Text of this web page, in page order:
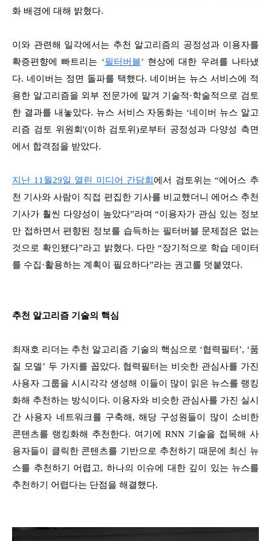
화 배경에 대해 밝혔다.
이와 관련해 일각에서는 추천 알고리즘의 공정성과 이용자를
확증편향에 빠트리는 ‘필터버블’ 현상에 대한 우려를 나타냈
다. 네이버는 정면 돌파를 택했다. 네이버는 뉴스 서비스에 적
용한 알고리즘을 외부 전문가에 맡겨 기술적·학술적으로 검토
한 결과를 내놓았다. 뉴스 서비스 자동화는 ‘네이버 뉴스 알고
리즘 검토 위원회'(이하 검토위)로부터 공정성과 다양성 측면
에서 합격점을 받았다.
지난 11월29일 열린 미디어 간담회에서 검토위는 “에어스 추
천 기사와 사람이 직접 편집한 기사를 비교했더니 에어스 추천
기사가 훨씬 다양성이 높았다”라며 “이용자가 관심 있는 정보
만 접하면서 편향된 정보를 습득하는 필터버블 문제점은 없는
것으로 확인됐다”라고 밝혔다. 다만 “장기적으로 학습 데이터
를 수집·활용하는 계획이 필요하다”라는 권고를 덧붙였다.
추천 알고리즘 기술의 핵심
최재호 리더는 추천 알고리즘 기술의 핵심으로 ‘협력필터’, ‘품
질 모델’ 두 가지를 꼽았다. 협력필터는 비슷한 관심사를 가진
사용자 그룹을 시시각각 생성해 이들이 많이 읽은 뉴스를 랭킹
화해 추천하는 방식이다. 이용자와 비슷한 관심사를 가진 실시
간 사용자 네트워크를 구축해, 해당 구성원들이 많이 소비한
콘텐츠를 랭킹화해 추천한다. 여기에 RNN 기술을 접목해 사
용자들이 클릭한 콘텐츠를 기반으로 추천하기 때문에 최신 뉴
스를 추천하기 어렵고, 하나의 이슈에 대한 깊이 있는 뉴스를
추천하기 어렵다는 단점을 해결했다.